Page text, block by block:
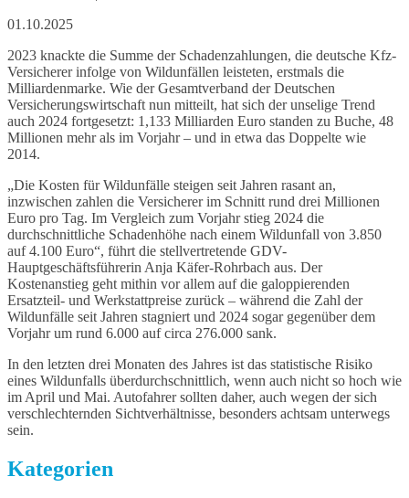
01.10.2025
2023 knackte die Summe der Schadenzahlungen, die deutsche Kfz-
Versicherer infolge von Wildunfällen leisteten, erstmals die
Milliardenmarke. Wie der Gesamtverband der Deutschen
Versicherungswirtschaft nun mitteilt, hat sich der unselige Trend
auch 2024 fortgesetzt: 1,133 Milliarden Euro standen zu Buche, 48
Millionen mehr als im Vorjahr – und in etwa das Doppelte wie
2014.
„Die Kosten für Wildunfälle steigen seit Jahren rasant an,
inzwischen zahlen die Versicherer im Schnitt rund drei Millionen
Euro pro Tag. Im Vergleich zum Vorjahr stieg 2024 die
durchschnittliche Schadenhöhe nach einem Wildunfall von 3.850
auf 4.100 Euro“, führt die stellvertretende GDV-
Hauptgeschäftsführerin Anja Käfer-Rohrbach aus. Der
Kostenanstieg geht mithin vor allem auf die galoppierenden
Ersatzteil- und Werkstattpreise zurück – während die Zahl der
Wildunfälle seit Jahren stagniert und 2024 sogar gegenüber dem
Vorjahr um rund 6.000 auf circa 276.000 sank.
In den letzten drei Monaten des Jahres ist das statistische Risiko
eines Wildunfalls überdurchschnittlich, wenn auch nicht so hoch wie
im April und Mai. Autofahrer sollten daher, auch wegen der sich
verschlechternden Sichtverhältnisse, besonders achtsam unterwegs
sein.
Kategorien